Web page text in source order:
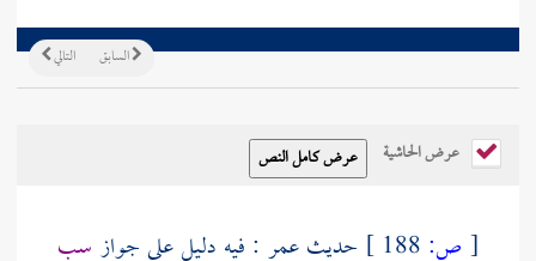
التالي السابق
عرض الحاشية
[ ص: حديثعمر : فيه دليل على جواز سب